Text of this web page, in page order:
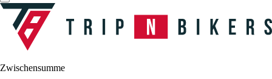
Zwischensumme